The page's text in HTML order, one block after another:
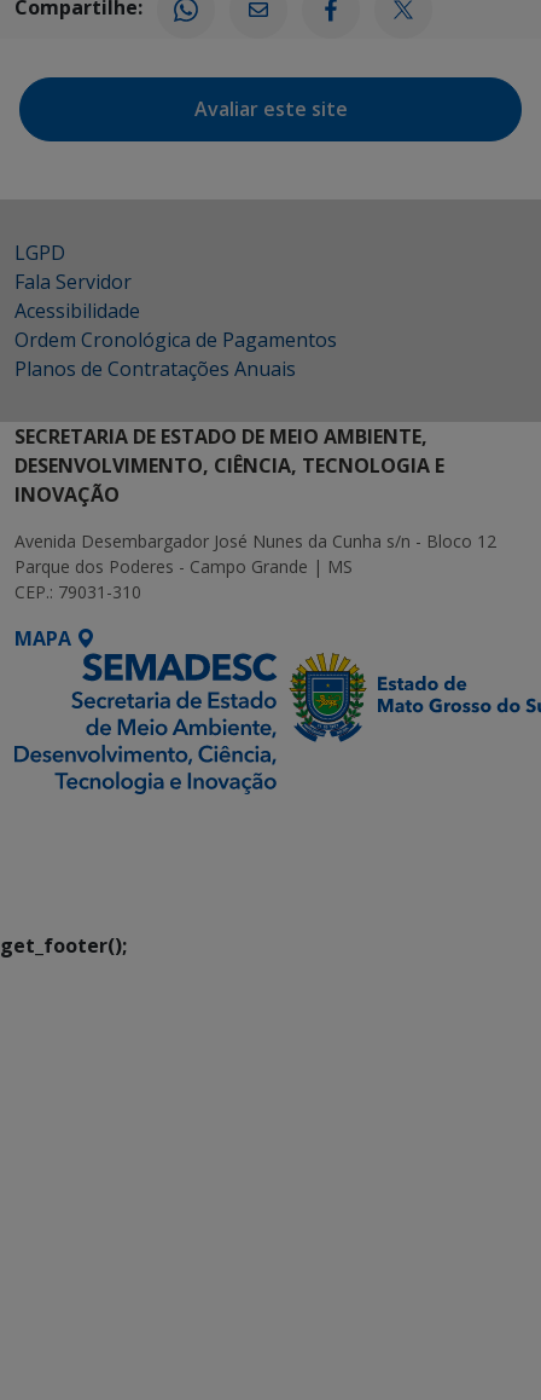
Compartilhe:
Avaliar este site
LGPD
Fala Servidor
Acessibilidade
Ordem Cronológica de Pagamentos
Planos de Contratações Anuais
SECRETARIA DE ESTADO DE MEIO AMBIENTE,
DESENVOLVIMENTO, CIÊNCIA, TECNOLOGIA E
INOVAÇÃO
Avenida Desembargador José Nunes da Cunha s/n - Bloco 12
Parque dos Poderes - Campo Grande | MS
CEP.: 79031-310
MAPA
get_footer();